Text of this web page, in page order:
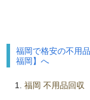
福岡で格安の不用
福岡】へ
福岡 不用品回収